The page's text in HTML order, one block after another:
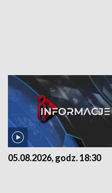
05.08.2026, godz. 18:30